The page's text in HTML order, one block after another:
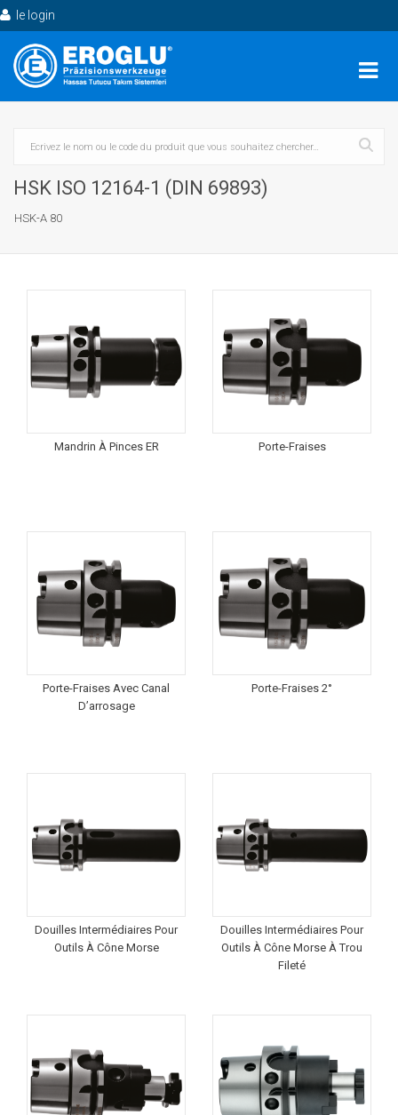
le login
HSK ISO 12164-1 (DIN 69893)
HSK-A 80
Mandrin À Pinces ER Porte-Fraises
Porte-Fraises Avec Canal
D’arrosage
Porte-Fraises 2°
Douilles Intermédiaires Pour
Outils À Cône Morse
Douilles Intermédiaires Pour
Outils À Cône Morse À Trou
Fileté